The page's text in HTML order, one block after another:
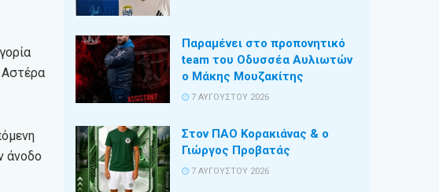
Αστέρα
άνοδο
Παραμένει στο προπονητικό
team του Οδυσσέα Αυλιωτών
ο Μάκης Μουζακίτης
7 ΑΥΓΟΎΣΤΟΥ 2026
Στον ΠΑΟ Κορακιάνας & ο
Γιώργος Προβατάς
7 ΑΥΓΟΎΣΤΟΥ 2026